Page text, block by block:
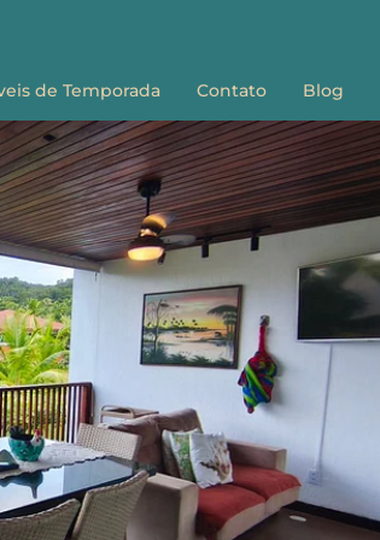
de Temporada Contato Blog